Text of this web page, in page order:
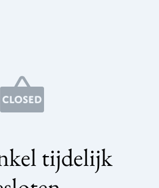
tijdelijk